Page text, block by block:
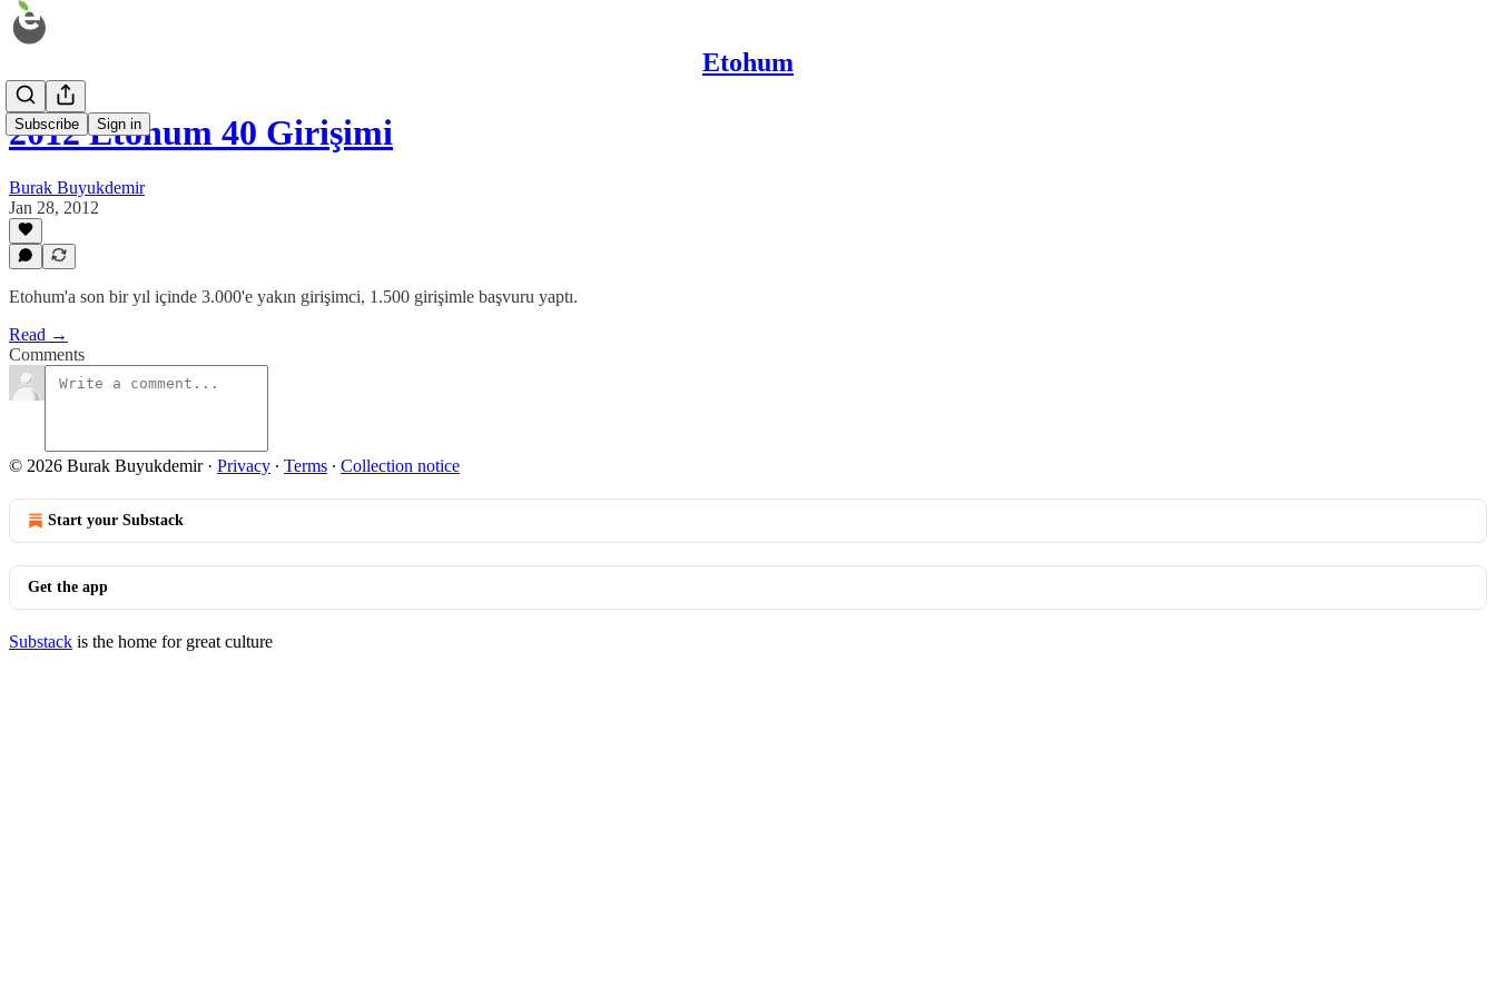
Etohum
Subscribe Sign in
2012 Etohum 40 Girişimi
Burak Buyukdemir
Jan 28, 2012
Etohum'a son bir yıl içinde 3.000'e yakın girişimci, 1.500 girişimle başvuru yaptı.
Read →
Comments
© 2026 Burak Buyukdemir· Privacy ∙ Terms ∙ Collection notice
Start your Substack
Get the app
Substack is the home for great culture